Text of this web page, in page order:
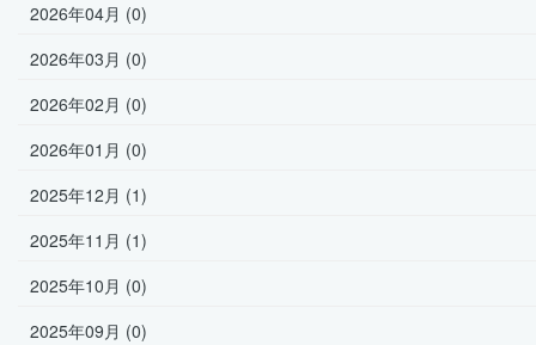
2026年04月 (0)
2026年03月 (0)
2026年02月 (0)
2026年01月 (0)
2025年12月 (1)
2025年11月 (1)
2025年10月 (0)
2025年09月 (0)